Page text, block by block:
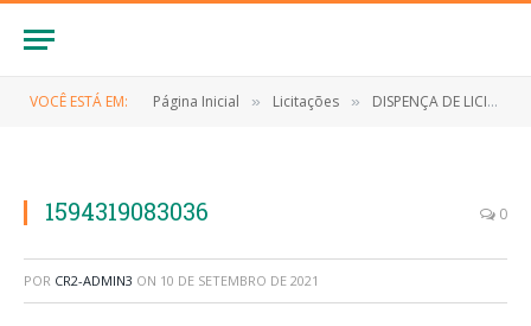
VOCÊ ESTÁ EM: Página Inicial » Licitações » DISPENÇA DE LICITAÇÃO Nº 005/2020 (Aquisição de cesta básica a serem distribuídas às pessoas atingidas pelas situações de anormalidade instaladas no município de Anapurus, medidas de enfrentamento à Novo Coronavírus (Covid-19), e chuvas intensas))
1594319083036 0
POR CR2-ADMIN3 ON 10 DE SETEMBRO DE 2021